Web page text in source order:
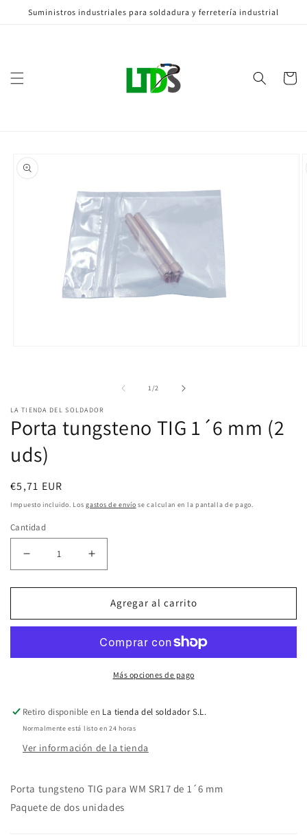
directamente
Suministros industriales para soldadura y ferretería industrial
Carrito
a la
información
1
en
ventana
modal
1/de2
LA TIENDA DEL SOLDADOR
Porta tungsteno TIG 1´6 mm (2
uds)
Precio
habitual
€5,71 EUR
Impuesto incluido. Losgastos de envío se calculan en la pantalla de pago.
Cantidad
cantidad
Porta
´6
uds)
cantidad
para
Porta
tungsteno
´6
uds)
Agregar al carrito
Más opciones de pago
Retiro disponible en La tienda del soldador S.L.
Normalmente está listo en 24 horas
Ver información de la tienda
Porta tungsteno TIG para WM SR17 de 1´6 mm
Paquete de dos unidades